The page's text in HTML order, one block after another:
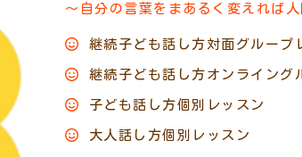
～自分の言葉をまあるく変えれば
継続子ども話し方対面グループ
継続子ども話し方オンライング
子ども話し方個別レッスン
大人話し方個別レッスン